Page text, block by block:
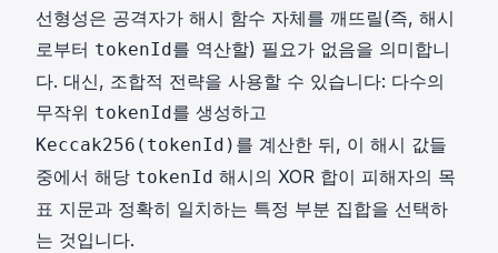
선형성은 공격자가 해시 함수 자체를 깨뜨릴(즉, 해시
로부터 tokenId를 역산할) 필요가 없음을 의미합니
다. 대신, 조합적 전략을 사용할 수 있습니다: 다수의
무작위 tokenId를 생성하고
Keccak256(tokenId) 를 계산한 뒤, 이 해시 값들
중에서 해당 tokenId 해시의 XOR 합이 피해자의 목
표 지문과 정확히 일치하는 특정 부분 집합을 선택하
는 것입니다.